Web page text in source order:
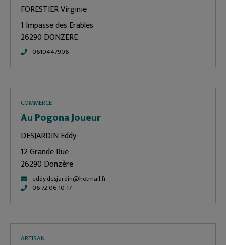
FORESTIER Virginie
1 Impasse des Erables
26290 DONZERE
0610447906
COMMERCE
Au Pogona Joueur
DESJARDIN Eddy
12 Grande Rue
26290 Donzère
eddy.desjardin@hotmail.fr
06 72 06 10 17
ARTISAN